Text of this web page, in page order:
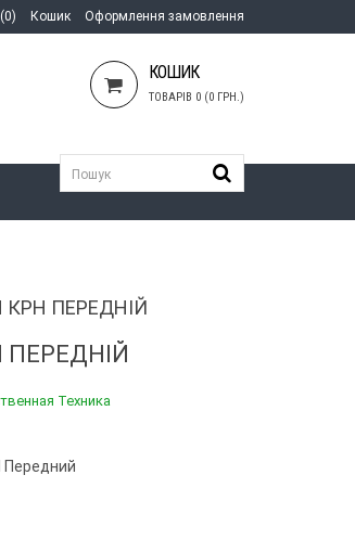
Кошик Оформлення замовлення
КОШИК
ТОВАРІВ 0 (0 ГРН.)
ПЕРЕДНІЙ
Техника
Передний